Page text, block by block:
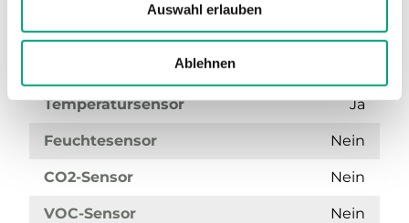
Auswahl erlauben
Ablehnen
UO 2
Temperatursensor Ja
Feuchtesensor Nein
CO2-Sensor Nein
VOC-Sensor Nein